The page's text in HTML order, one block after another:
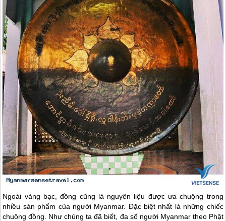
Ngoài vàng bạc, đồng cũng là nguyên liệu được ưa chuộng trong
nhiều sản phẩm của người Myanmar. Đặc biệt nhất là những chiếc
chuông đồng. Như chúng ta đã biết, đa số người Myanmartheo Phật